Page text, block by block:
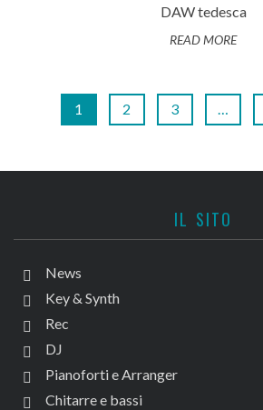
DAW tedesca
READ MORE
1 2 3 …
IL SITO
News
Key & Synth
Rec
DJ
Pianoforti e Arranger
Chitarre e bassi